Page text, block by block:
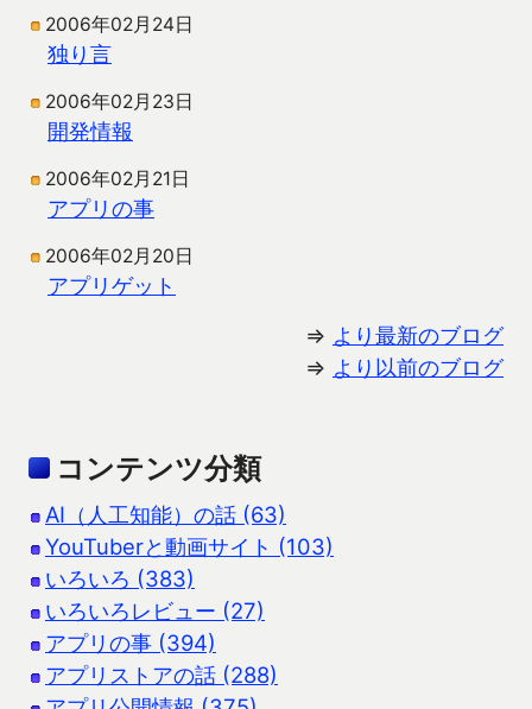
2006年02月24日
独り言
2006年02月23日
開発情報
2006年02月21日
アプリの事
2006年02月20日
アプリゲット
⇒ より最新のブログ
⇒ より以前のブログ
コンテンツ分類
AI（人工知能）の話 (63)
YouTuberと動画サイト (103)
いろいろ (383)
いろいろレビュー (27)
アプリの事 (394)
アプリストアの話 (288)